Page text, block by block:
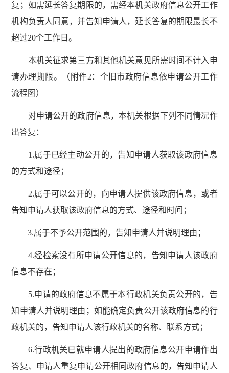
复；如需延长答复期限的，需经本机关政府信息公开工作
机构负责人同意，并告知申请人，延长答复的期限最长不
超过20个工作日。
本机关征求第三方和其他机关意见所需时间不计入申
请办理期限。（附件2：个旧市政府信息依申请公开工作
流程图）
对申请公开的政府信息，本机关根据下列不同情况作
出答复：
1.属于已经主动公开的，告知申请人获取该政府信息
的方式和途径；
2.属于可以公开的，向申请人提供该政府信息，或者
告知申请人获取该政府信息的方式、途径和时间；
3.属于不予公开范围的，告知申请人并说明理由；
4.经检索没有所申请公开信息的，告知申请人该政府
信息不存在；
5.申请的政府信息不属于本行政机关负责公开的，告
知申请人并说明理由；如能确定负责公开该政府信息的行
政机关的，告知申请人该行政机关的名称、联系方式；
6.行政机关已就申请人提出的政府信息公开申请作出
答复、申请人重复申请公开相同政府信息的，告知申请人